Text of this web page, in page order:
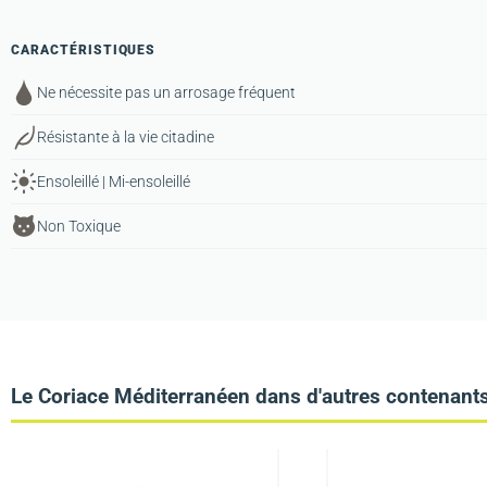
CARACTÉRISTIQUES
Ne nécessite pas un arrosage fréquent
Résistante à la vie citadine
Ensoleillé | Mi-ensoleillé
Non Toxique
Le Coriace Méditerranéen dans d'autres